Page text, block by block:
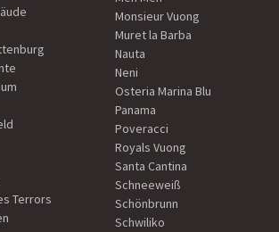
Terrors
Monsieur Vuong
Muret la Barba
Nauta
Neni
Osteria Marina Blu
Panama
Poveracci
Royals Vuong
Santa Cantina
Schneeweiß
Schönbrunn
Schwiliko